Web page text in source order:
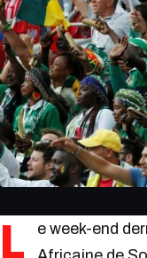
L
e week-end